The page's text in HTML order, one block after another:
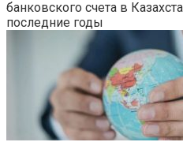
банковского счета в
последние годы